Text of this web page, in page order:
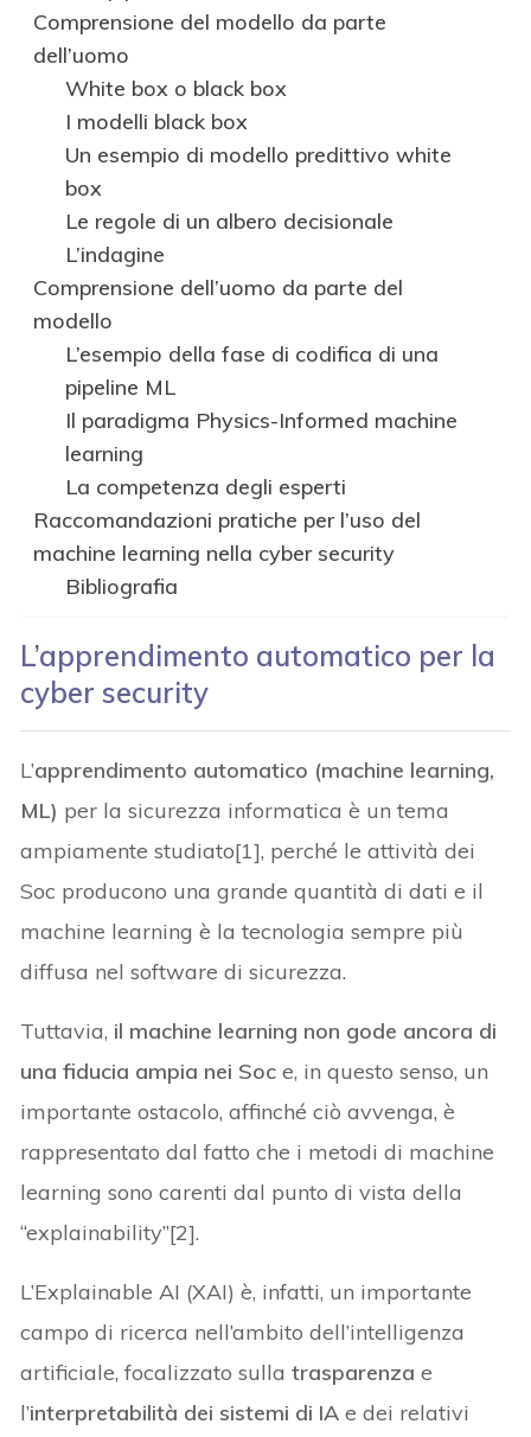
Comprensione del modello da parte
dell’uomo
White box o black box
I modelli black box
Un esempio di modello predittivo white
box
Le regole di un albero decisionale
L’indagine
Comprensione dell’uomo da parte del
modello
L’esempio della fase di codifica di una
pipeline ML
Il paradigma Physics-Informed machine
learning
La competenza degli esperti
Raccomandazioni pratiche per l’uso del
machine learning nella cyber security
Bibliografia
L’apprendimento automatico per la
cyber security
L’apprendimento automatico (machine learning,
ML) per la sicurezza informatica è un tema
ampiamente studiato[1], perché le attività dei
Soc producono una grande quantità di dati e il
machine learning è la tecnologia sempre più
diffusa nel software di sicurezza.
Tuttavia, il machine learning non gode ancora di
una fiducia ampia nei Soc e, in questo senso, un
importante ostacolo, affinché ciò avvenga, è
rappresentato dal fatto che i metodi di machine
learning sono carenti dal punto di vista della
“explainability”[2].
L’Explainable AI (XAI) è, infatti, un importante
campo di ricerca nell’ambito dell’intelligenza
artificiale, focalizzato sullatrasparenza e
l’interpretabilità dei sistemi di IA e dei relativi